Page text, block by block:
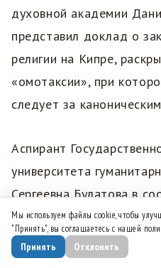
духовной академии
представил доклад о
религии на Кипре,
«омотаксии», при
следует за
Аспирант
университета
Сергеевна Булатова в
архимандрите Порфирии
его экспедиционную
Эфиопии, рукописные
Мы используем файлы cookie, чтобы
"Принять", вы соглашаетесь с нашей
Принять Отклонить